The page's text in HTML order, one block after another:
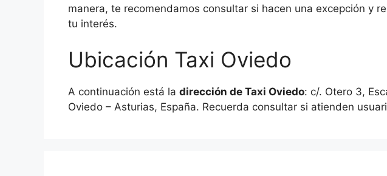
manera, te recomendamos consultar si hacen una excepción y
tu interés.
Ubicación Taxi Oviedo
A continuación está la dirección de Taxi Oviedo: c/. Otero 3,
Oviedo – Asturias, España. Recuerda consultar si atienden